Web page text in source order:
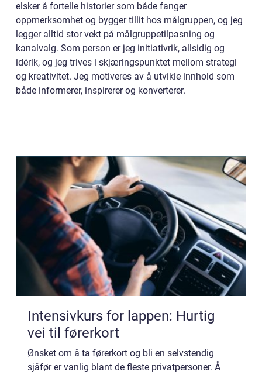
elsker å fortelle historier som både fanger
oppmerksomhet og bygger tillit hos målgruppen, og jeg
legger alltid stor vekt på målgruppetilpasning og
kanalvalg. Som person er jeg initiativrik, allsidig og
idérik, og jeg trives i skjæringspunktet mellom strategi
og kreativitet. Jeg motiveres av å utvikle innhold som
både informerer, inspirerer og konverterer.
Intensivkurs for lappen: Hurtig
vei til førerkort
Ønsket om å ta førerkort og bli en selvstendig
sjåfør er vanlig blant de fleste privatpersoner. Å